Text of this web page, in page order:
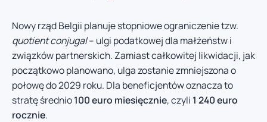
Nowy rząd Belgii planuje stopniowe ograniczenie tzw.
quotient conjugal– ulgi podatkowej dla małżeństw i
związków partnerskich. Zamiast całkowitej likwidacji, jak
początkowo planowano, ulga zostanie zmniejszona o
połowę do 2029 roku. Dla beneficjentów oznacza to
stratę średnio100 euro miesięcznie, czyli 1 240 euro
rocznie.